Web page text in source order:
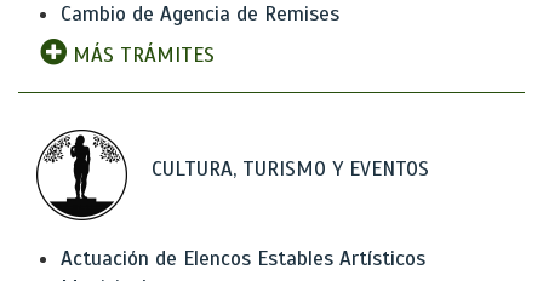
Cambio de Agencia de Remises
MÁS TRÁMITES
CULTURA, TURISMO Y EVENTOS
Actuación de Elencos Estables Artísticos